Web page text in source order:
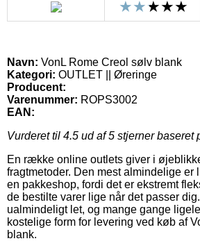
Navn: VonL Rome Creol sølv blank
Kategori: OUTLET || Øreringe
Producent:
Varenummer: ROPS3002
EAN:
Vurderet til 4.5 ud af 5 stjerner baseret
En række online outlets giver i
fragtmetoder. Den mest almindelige er
en pakkeshop, fordi det er ekstremt
de bestilte varer lige når det passer
ualmindeligt let, og mange gange
kostelige form for levering ved køb af
blank.